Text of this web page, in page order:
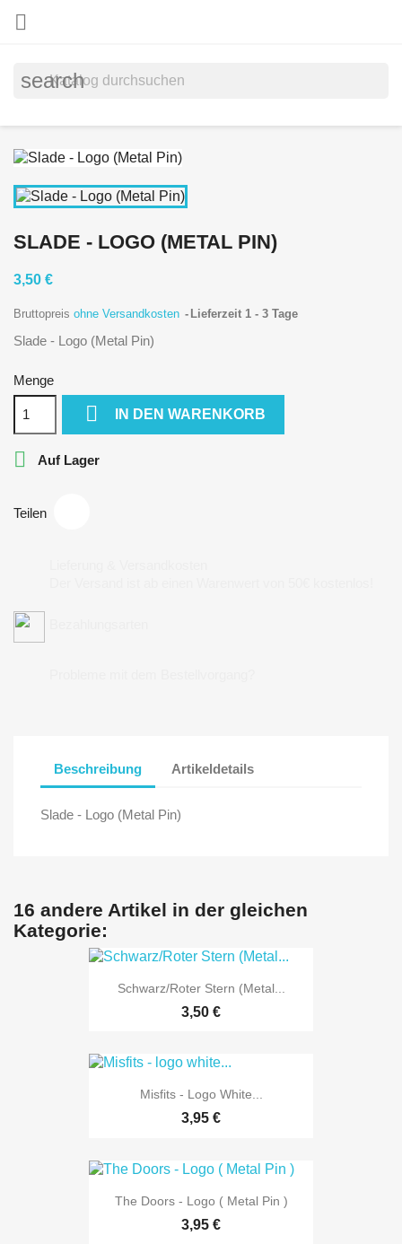

search
SLADE - LOGO (METAL PIN)
3,50 €
Bruttopreis ohne Versandkosten Lieferzeit 1 - 3 Tage
Slade - Logo (Metal Pin)
Menge
 IN DEN WARENKORB
 Auf Lager
Teilen
Beschreibung Artikeldetails
Slade - Logo (Metal Pin)
16 andere Artikel in der gleichen
Kategorie:
Schwarz/Roter Stern (Metal...
3,50 €
Misfits - Logo White...
3,95 €
The Doors - Logo ( Metal Pin )
3,95 €